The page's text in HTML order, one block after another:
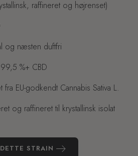
raffineret og højrenset)
og næsten duftfri
%+ CBD
fra EU-godkendt Cannabis Sativa L.
og raffineret til krystallinsk isolat
STRAIN